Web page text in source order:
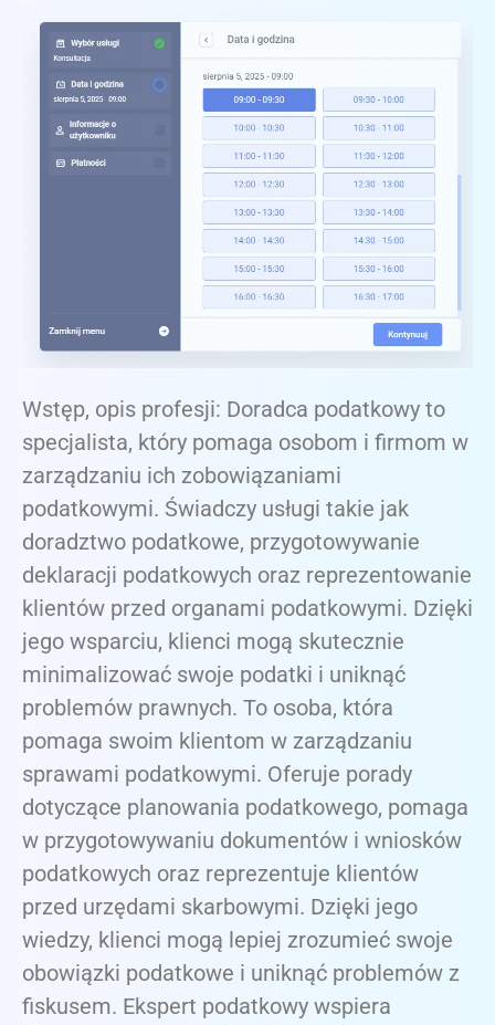
Wstęp, opis profesji: Doradca podatkowy to
specjalista, który pomaga osobom i firmom w
zarządzaniu ich zobowiązaniami
podatkowymi. Świadczy usługi takie jak
doradztwo podatkowe, przygotowywanie
deklaracji podatkowych oraz reprezentowanie
klientów przed organami podatkowymi. Dzięki
jego wsparciu, klienci mogą skutecznie
minimalizować swoje podatki i uniknąć
problemów prawnych. To osoba, która
pomaga swoim klientom w zarządzaniu
sprawami podatkowymi. Oferuje porady
dotyczące planowania podatkowego, pomaga
w przygotowywaniu dokumentów i wniosków
podatkowych oraz reprezentuje klientów
przed urzędami skarbowymi. Dzięki jego
wiedzy, klienci mogą lepiej zrozumieć swoje
obowiązki podatkowe i uniknąć problemów z
fiskusem. Ekspert podatkowy wspiera